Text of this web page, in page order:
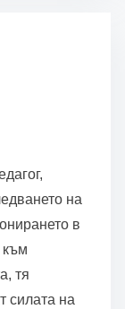
на
в
към
тя
силата на